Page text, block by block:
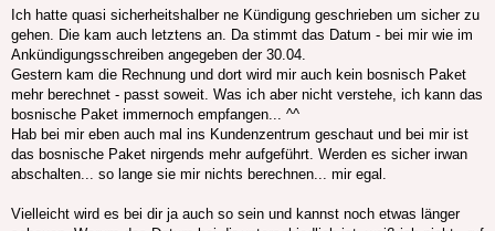
Ich hatte quasi sicherheitshalber ne Kündigung geschrieben um sicher zu
gehen. Die kam auch letztens an. Da stimmt das Datum - bei mir wie im
Ankündigungsschreiben angegeben der 30.04.
Gestern kam die Rechnung und dort wird mir auch kein bosnisch Paket
mehr berechnet - passt soweit. Was ich aber nicht verstehe, ich kann das
bosnische Paket immernoch empfangen... ^^
Hab bei mir eben auch mal ins Kundenzentrum geschaut und bei mir ist
das bosnische Paket nirgends mehr aufgeführt. Werden es sicher irwan
abschalten... so lange sie mir nichts berechnen... mir egal.
Vielleicht wird es bei dir ja auch so sein und kannst noch etwas länger